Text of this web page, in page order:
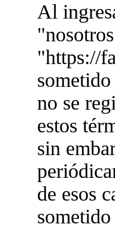
Al
"https://
no se
estos
sin
de esos